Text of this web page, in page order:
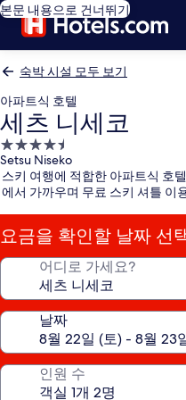
본문 내용으로 건너뛰기
숙박 시설 모두 보기
아파트식 호텔
세츠 니세코
4.5
성
급
숙
시
설
Setsu Niseko
스키 여행에 적합한 아파트식 호
에서 가까우며 무료 스키 셔틀 이
요금을 확인할 날짜 선
어디로 가세요?
날짜
인원 수